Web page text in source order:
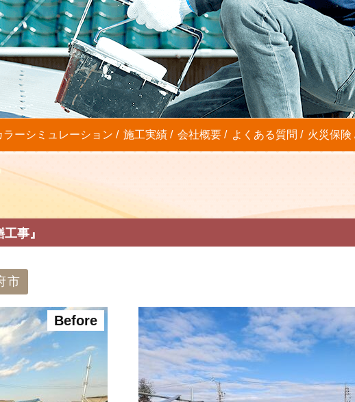
ラーシミュレーション 施工実績 会社概要 よくある質問 火災保険
事』
市